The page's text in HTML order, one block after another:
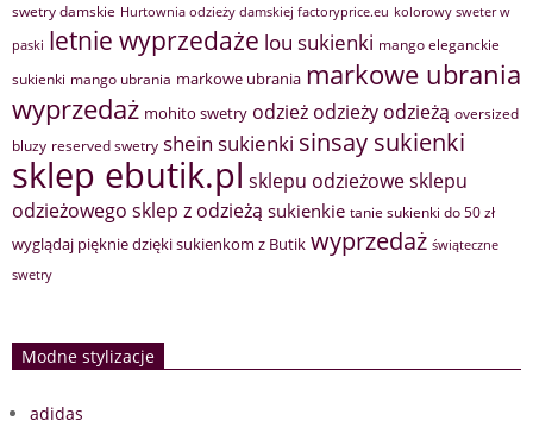
swetry damskie Hurtownia odzieży damskiej factoryprice.eu kolorowy sweter w
paski letnie wyprzedaże lou sukienki mango eleganckie
sukienki mango ubrania markowe ubrania markowe ubrania
wyprzedaż mohito swetry odzież odzieży odzieżą oversized
bluzy reserved swetry shein sukienki sinsay sukienki
sklep ebutik.pl sklepu odzieżowesklepu
odzieżowego sklep z odzieżą sukienkie tanie sukienki do 50 zł
wyglądaj pięknie dzięki sukienkom z Butik wyprzedaż świąteczne
swetry
Modne stylizacje
adidas